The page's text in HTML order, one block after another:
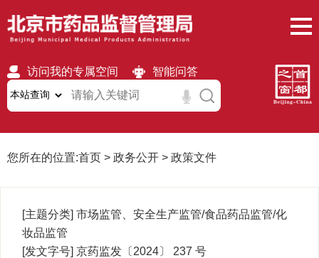
访问我的专属空间 智能问答
无障碍 繁體 移动版
您所在的位置:首页 > 政务公开 > 政策文件
[主题分类] 市场监管、安全生产监管/食品药品监管/化
妆品监管
[发文字号] 京药监发〔2024〕 237 号